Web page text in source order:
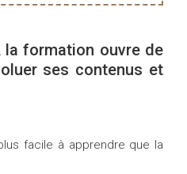
formation ouvre de
ses contenus et
facile à apprendre que la